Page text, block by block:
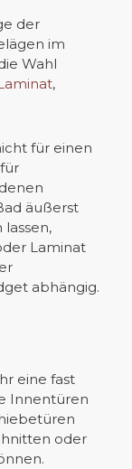
der
im
Wahl
,
für einen
äußerst
lassen,
Laminat
abhängig.
eine fast
Innentüren
oder